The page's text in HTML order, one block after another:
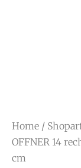
Home /
OFFNER 14
cm